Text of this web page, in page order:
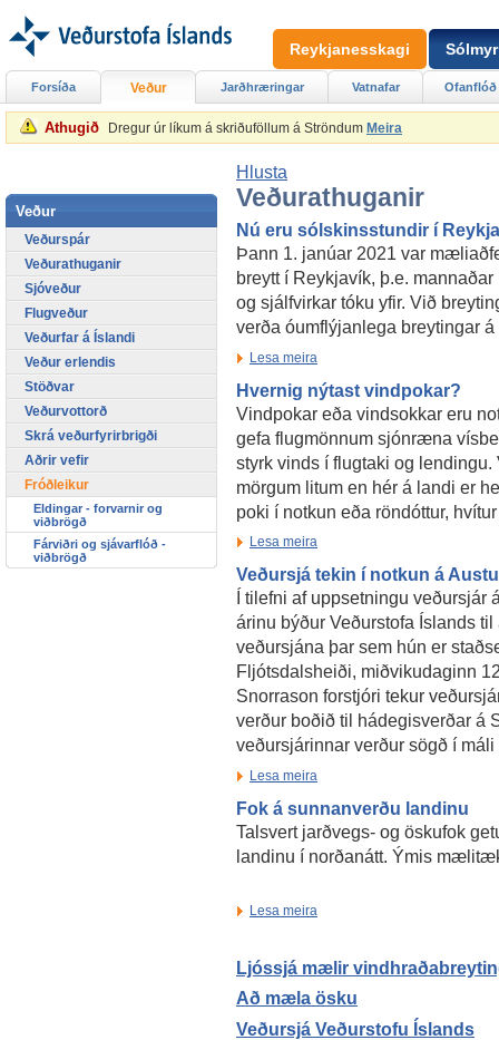
Athugið Dregur úr líkum á skriðuföllum á Ströndum Meira
Hlusta
Veðurathuganir
Nú eru sólskinsstundir í
Þann 1. janúar 2021 var
breytt í Reykjavík, þ.e.
og sjálfvirkar tóku yfir. Við
verða óumflýjanlega breytingar
Lesa meira
Hvernig nýtast vindpokar?
Vindpokar eða vindsokkar eru
gefa flugmönnum sjónræna
styrk vinds í flugtaki og
mörgum litum en hér á landi er
poki í notkun eða röndóttur,
Lesa meira
Veðursjá tekin í notkun á
Í tilefni af uppsetningu veðursjár
árinu býður Veðurstofa Íslands til
veðursjána þar sem hún er
Fljótsdalsheiði, miðvikudaginn
Snorrason forstjóri tekur
verður boðið til hádegisverðar á
veðursjárinnar verður sögð í máli
Lesa meira
Fok á sunnanverðu landinu
Talsvert jarðvegs- og öskufok
landinu í norðanátt. Ýmis
Lesa meira
Ljóssjá mælir
Að mæla ösku
Veðursjá Veðurstofu Íslands
Forsíða Veður Jarðhræringar Vatnafar Ofanflóð
Veður
Veðurspár
Veðurathuganir
Sjóveður
Flugveður
Veðurfar á Íslandi
Veður erlendis
Stöðvar
Veðurvottorð
Skrá veðurfyrirbrigði
Aðrir vefir
Fróðleikur
Eldingar - forvarnir og
viðbrögð
Fárviðri og sjávarflóð -
viðbrögð
Reykjanesskagi